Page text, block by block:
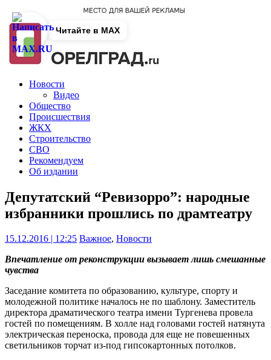
Новости
Видео
Общество
Происшествия
ЖКХ
Строительство
СВО
Рекомендуем
Об издании
Депутатский “Ревизорро”: народные
избранники прошлись по драмтеатру
15.12.2016 | 12:25 Важное, Новости
Впечатление от реконструкции вызывает лишь смешанные
чувства
Заседание комитета по образованию, культуре, спорту и
молодежной политике началось не по шаблону. Заместитель
директора драматического театра имени Тургенева провела
гостей по помещениям. В холле над головами гостей натянута
электрическая переноска, провода для еще не повешенных
светильников торчат из-под гипсокартонных потолков.
Читайте в MAX